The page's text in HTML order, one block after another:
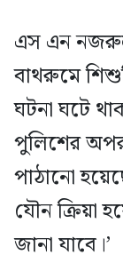
এস এন
বাথরুমে
ঘটনা ঘটে
পুলিশের
পাঠানো
যৌন ক্রিয়া
জানা যাবে।’